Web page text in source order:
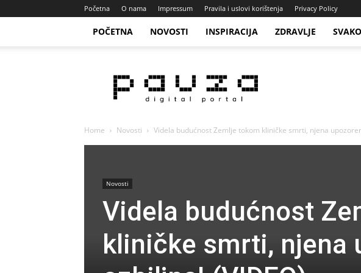
Početna O nama Impressum Pravila i uslovi korištenja Privacy Policy
POČETNA NOVOSTI INSPIRACIJA ZDRAVLJE
Portal
Home Novosti Videla budućnost Zemlje tokom kliničke smrti, njena
Novosti
Videla budućnost
kliničke smrti, njena